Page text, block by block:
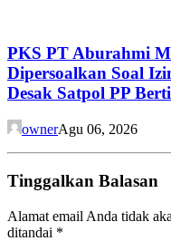
PKS PT Aburahmi
Dipersoalkan Soal
Desak Satpol PP
ownerAgu 06, 2026
Tinggalkan Balasan
Alamat email Anda tidak
ditandai *